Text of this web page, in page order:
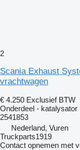
2
Scania Exhaust
vrachtwagen
€ 4.250 Exclusief BTW
Onderdeel - katalysator
2541853
Nederland, Vuren
Truckparts1919
Contact opnemen met